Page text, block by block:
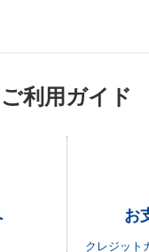
ご利用ガイド
お
クレジット